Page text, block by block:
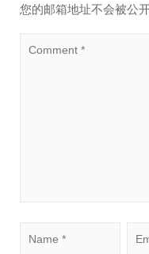
您的邮箱地址不会被公开